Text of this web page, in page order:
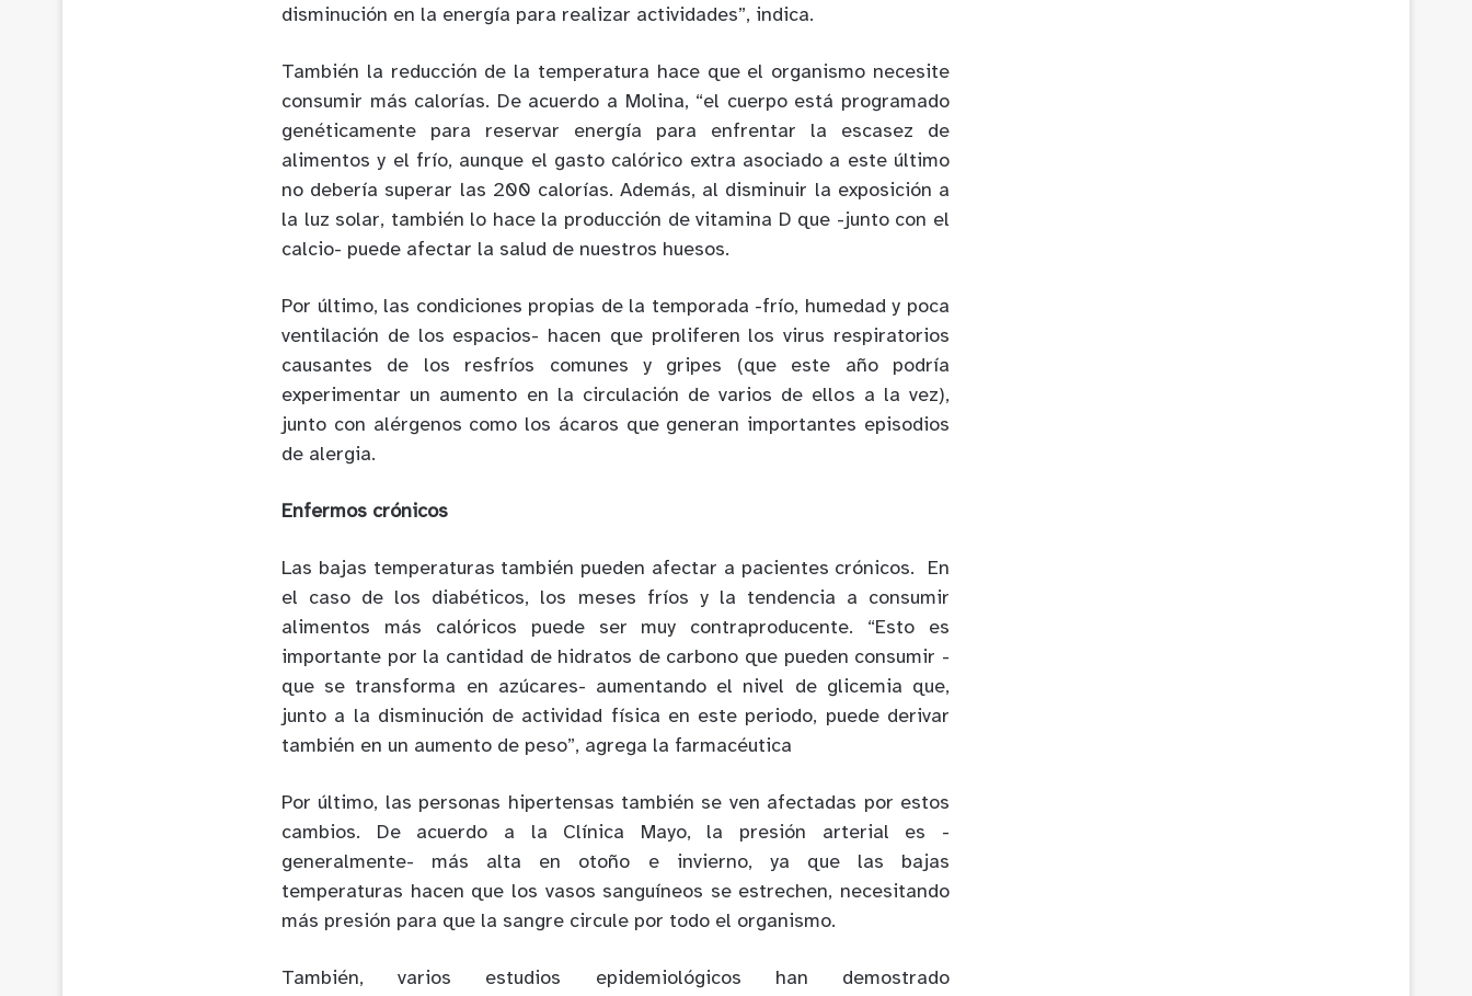
disminución en la energía para realizar actividades”, indica.
También la reducción de la temperatura hace que el organismo necesite
consumir más calorías. De acuerdo a Molina, “el cuerpo está programado
genéticamente para reservar energía para enfrentar la escasez de
alimentos y el frío, aunque el gasto calórico extra asociado a este último
no debería superar las 200 calorías. Además, al disminuir la exposición a
la luz solar, también lo hace la producción de vitamina D que -junto con el
calcio- puede afectar la salud de nuestros huesos.
Por último, las condiciones propias de la temporada -frío, humedad y poca
ventilación de los espacios- hacen que proliferen los virus respiratorios
causantes de los resfríos comunes y gripes (que este año podría
experimentar un aumento en la circulación de varios de ellos a la vez),
junto con alérgenos como los ácaros que generan importantes episodios
de alergia.
Enfermos crónicos
Las bajas temperaturas también pueden afectar a pacientes crónicos.
En
el caso de los diabéticos, los meses fríos y la tendencia a consumir
alimentos más calóricos puede ser muy contraproducente. “Esto es
importante por la cantidad de hidratos de carbono que pueden consumir -
que se transforma en azúcares- aumentando el nivel de glicemia que,
junto a la disminución de actividad física en este periodo, puede derivar
también en un aumento de peso”, agrega la farmacéutica
Por último, las personas hipertensas también se ven afectadas por estos
cambios. De acuerdo a la Clínica Mayo, la presión arterial es -
generalmente- más alta en otoño e invierno, ya que las bajas
temperaturas hacen que los vasos sanguíneos se estrechen, necesitando
más presión para que la sangre circule por todo el organismo.
También, varios estudios epidemiológicos han demostrado